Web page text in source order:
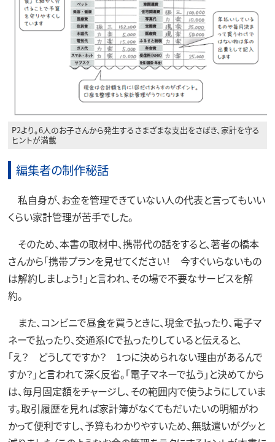
P2より。6人のお子さんから発生するさまざまな支出をさばき、家計を守る
ヒントが満載
編集者の制作秘話
私自身が、お金を管理できていない人の代表と言ってもいい
くらい家計管理が苦手でした。
そのため、本書の取材中、携帯代の話をすると、著者の橋本
さんから「携帯プランを見せてください！ 今すぐいらないもの
は解約しましょう！」と言われ、その場で不要なサービスを解
約。
また、コンビニで昼食を買うときに、現金で払ったり、電子マ
ネーで払ったり、交通系ICで払ったりしていると伝えると、
「え？ どうしてですか？ 1つに決められない理由があるんで
すか？」と言われて深く反省。「電子マネーで払う」と決めてから
は、毎月固定額をチャージし、その範囲内で使うようにしていま
す。取引履歴を見れば家計簿がなくてもだいたいの明細がわ
かって便利ですし、予算もわかりやすいため、無駄遣いがグッと